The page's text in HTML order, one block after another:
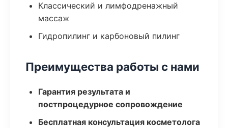
Классический и лимфодренажный
массаж
Гидропилинг и карбоновый пилинг
Преимущества работы с нами
Гарантия результата и
постпроцедурное сопровождение
Бесплатная консультация косметолога